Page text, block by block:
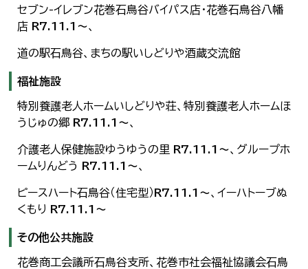
セブン-イレブン花巻石鳥谷バイパス店・花巻石鳥谷八幡
店 R7.11.1～、
道の駅石鳥谷、まちの駅いしどりや酒蔵交流館
福祉施設
特別養護老人ホームいしどりや荘、特別養護老人ホームほ
うじゅの郷 R7.11.1～、
介護老人保健施設ゆうゆうの里 R7.11.1～、グループホ
ームりんどう
R7.11.1～、
ピースハート石鳥谷（住宅型） R7.11.1～、イーハトーブぬ
くもり
R7.11.1～
その他公共施設
花巻商工会議所石鳥谷支所、花巻市社会福祉協議会石鳥